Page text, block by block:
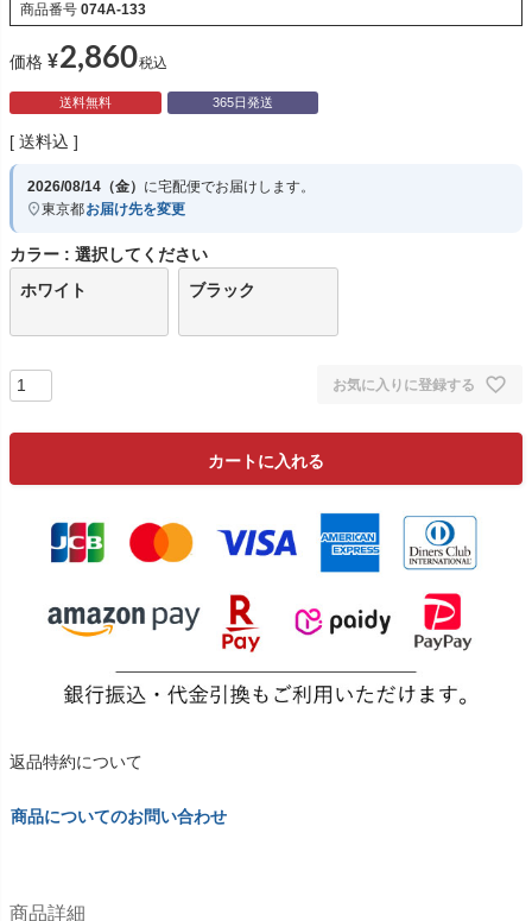
商品番号 074A-133
価格 ¥2,860税込
送料無料 365日発送
送料込
2026/08/14（金） に宅配便でお届けします。
東京都お届け先を変更
カラー
選択してください
ホワイト
ブラック
お気に入りに登録する
カートに入れる
返品特約について
商品についてのお問い合わせ
商品詳細